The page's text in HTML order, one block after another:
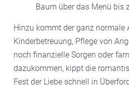
Baum über das Menü bis
Hinzu kommt der ganz normale
Kinderbetreuung, Pflege von
noch finanzielle Sorgen oder
dazukommen, kippt die
Fest der Liebe schnell in